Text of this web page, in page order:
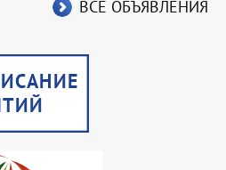
ВСЕ ОБЪЯВЛЕНИЯ